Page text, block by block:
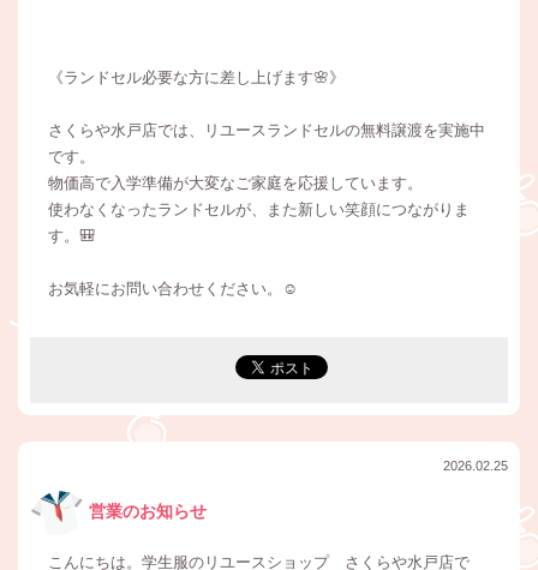
《ランドセル必要な方に差し上げます🌸》
さくらや水戸店では、リユースランドセルの無料譲渡を実施中
です。
物価高で入学準備が大変なご家庭を応援しています。
使わなくなったランドセルが、また新しい笑顔につながりま
す。🎒
お気軽にお問い合わせください。☺️
2026.02.25
営業のお知らせ
こんにちは。学生服のリユースショップ さくらや水戸店で